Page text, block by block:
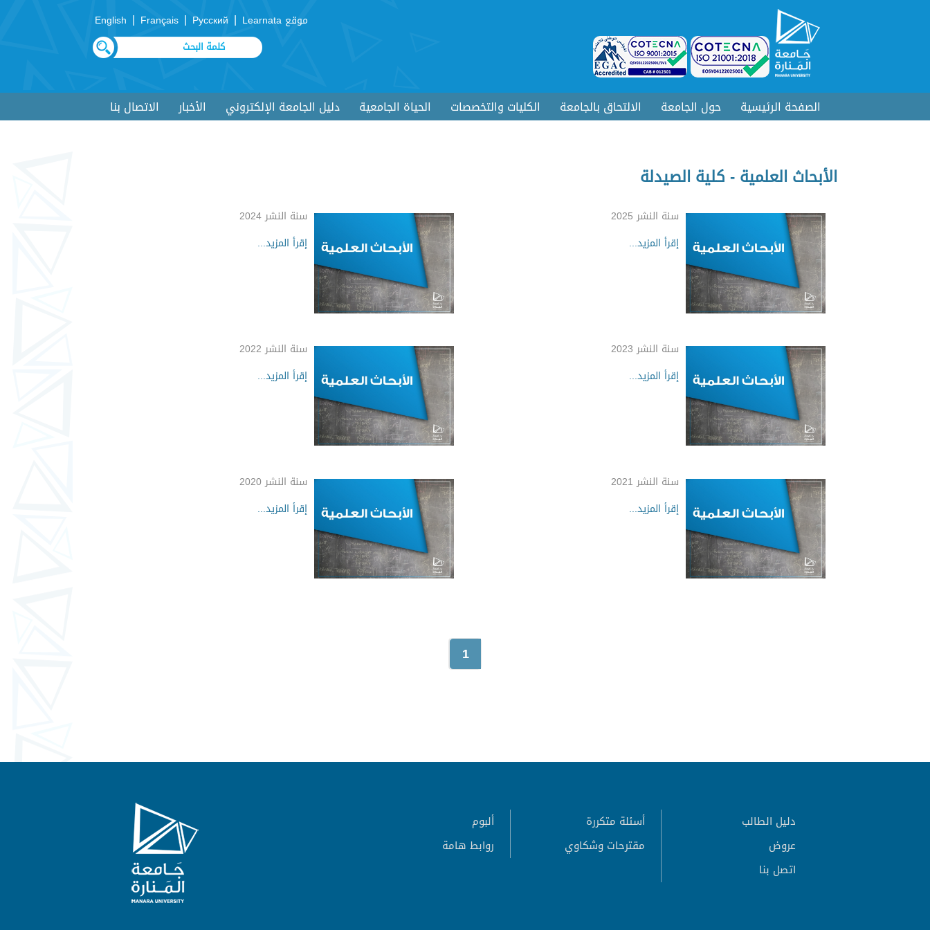
موقع Learnata |
Русский
|
Français
|
English
الصفحة الرئيسية حول الجامعة الالتحاق بالجامعة الكليات والتخصصات الحياة الجامعية دليل الجامعة الإلكتروني الأخبار الاتصال بنا
الأبحاث العلمية - كلية الصيدلة
سنة النشر 2025
إقرأ المزيد...
سنة النشر 2024
إقرأ المزيد...
سنة النشر 2023
إقرأ المزيد...
سنة النشر 2022
إقرأ المزيد...
سنة النشر 2021
إقرأ المزيد...
سنة النشر 2020
إقرأ المزيد...
1
دليل الطالب أسئلة متكررة
ألبوم
عروض
مقترحات وشكاوي
روابط هامة
اتصل بنا